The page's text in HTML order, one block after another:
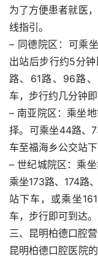
为了方便患者就医
线指引。
– 同德院区：可乘
出站后步行约5分
路、61路、96路
车，步行约几分钟即
– 南亚院区：乘坐
择。可乘坐44路、
车至福海乡公交站
– 世纪城院区：乘
乘坐173路、174路
站下车，或乘坐
车，步行即可到达。
三、昆明柏德口腔
昆明柏德口腔医院